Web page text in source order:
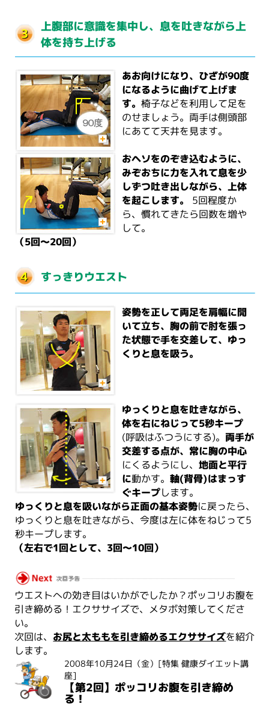
上腹部に意識を集中し、息を吐きながら上
体を持ち上げる
あお向けになり、ひざが90度
になるように曲げて上げま
す。 椅子などを利用して足を
のせましょう。両手は側頭部
にあてて天井を見ます。
おヘソをのぞき込むように、
みぞおちに力を入れて息を少
しずつ吐き出しながら、上体
を起こします。 5回程度か
ら、慣れてきたら回数を増や
して。
（5回～20回）
すっきりウエスト
姿勢を正して両足を肩幅に開
いて立ち、胸の前で肘を張っ
た状態で手を交差して、ゆっ
くりと息を吸う。
ゆっくりと息を吐きながら、
体を右にねじって5秒キープ
(呼吸はふつうにする)。 両手が
交差する点が、常に胸の中心
にくるようにし、 地面と平行
に動かす。 軸(背骨)はまっす
ぐキープします。
ゆっくりと息を吸いながら正面の基本姿勢に戻ったら、
ゆっくりと息を吐きながら、今度は左に体をねじって5
秒キープします。
（左右で1回として、3回～10回）
ウエストへの効き目はいかがでしたか？ポッコリお腹を
引き締める！エクササイズで、メタボ対策してくださ
い。
次回は、 お尻と太ももを引き締めるエクササイズを紹介
します。
2008年10月24日（金） [特集 健康ダイエット講
座]
【第2回】ポッコリお腹を引き締め
る！